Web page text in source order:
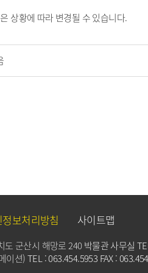
상황에 따라 변경될 수 있습니다.
정보처리방침 사이트맵
도 군산시 해망로 240박물관 사무실
이션)TEL : 063.454.5953 FAX :